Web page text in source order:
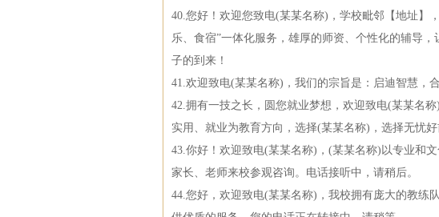
40.您好！欢迎您致电(某某名称)，学校毗邻【地址】
乐、食宿”一体化服务，雄厚的师资、个性化的辅导
子的到来！
41.欢迎致电(某某名称)，我们的宗旨是：启迪智慧，
42.拥有一技之长，圆您就业梦想，欢迎致电(某某名
实用、就业为教育方向，选择(某某名称)，选择无忧
43.你好！欢迎致电(某某名称)，(某某名称)以专业和
家长、老师来校参观咨询。电话接听中，请稍后。
44.您好，欢迎致电(某某名称)，我校拥有庞大的教练